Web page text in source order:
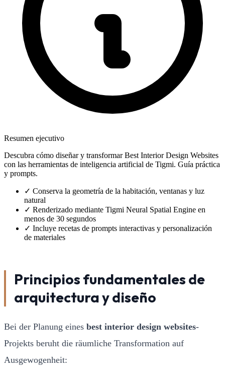
Resumen ejecutivo
Descubra cómo diseñar y transformar Best Interior Design Websites
con las herramientas de inteligencia artificial de Tigmi. Guía práctica
y prompts.
✓ Conserva la geometría de la habitación, ventanas y luz
natural
✓ Renderizado mediante Tigmi Neural Spatial Engine en
menos de 30 segundos
✓ Incluye recetas de prompts interactivas y personalización
de materiales
Principios fundamentales de
arquitectura y diseño
Bei der Planung eines best interior design websites-
Projekts beruht die räumliche Transformation auf
Ausgewogenheit: